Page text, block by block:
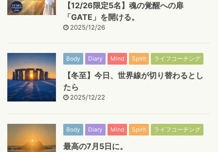
【12/26限定5名】魂の覚醒への扉
「GATE」を開ける。
2025/12/26
Body Diary Mind Spirit ライフコーチング
【冬至】今日、世界線が切り替わるとし
たら
2025/12/22
Body Diary Mind Spirit ライフコーチング
最高の7月5日に。